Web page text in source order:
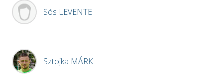
Sós LEVENTE
Sztojka MÁRK